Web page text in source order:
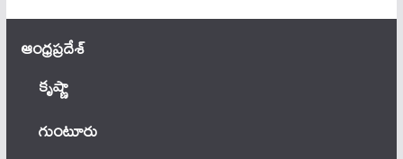
ఆంధ్ర‌ప్ర‌దేశ్
కృష్ణా
గుంటూరు